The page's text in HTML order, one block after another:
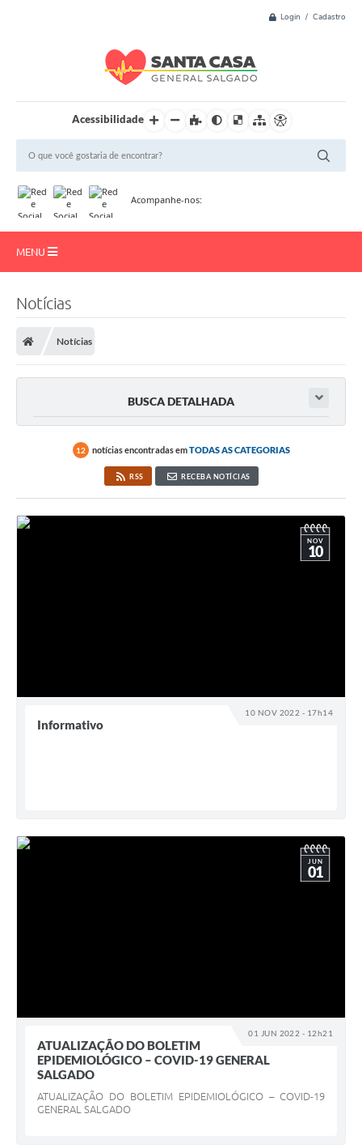
Login / Cadastro
Acessibilidade
Acompanhe-nos:
MENU
Licitação
Links
Notícias
Notícias
BUSCA DETALHADA
12 notícias encontradas emTODAS AS CATEGORIAS
RSS RECEBA NOTÍCIAS
10 NOV 2022 - 17h14
NOV
10
Informativo
01 JUN 2022 - 12h21
JUN
01
ATUALIZAÇÃO DO BOLETIM
EPIDEMIOLÓGICO – COVID-19 GENERAL
SALGADO
ATUALIZAÇÃO DO BOLETIM EPIDEMIOLÓGICO – COVID-19
GENERAL SALGADO